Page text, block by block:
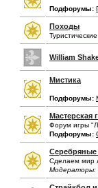
Подфорумы:
Походы
William
Мистика
Подфорумы:
Мастерская
Форум игры
Подфорумы:
Серебряные
Сделаем мир
Модераторы: